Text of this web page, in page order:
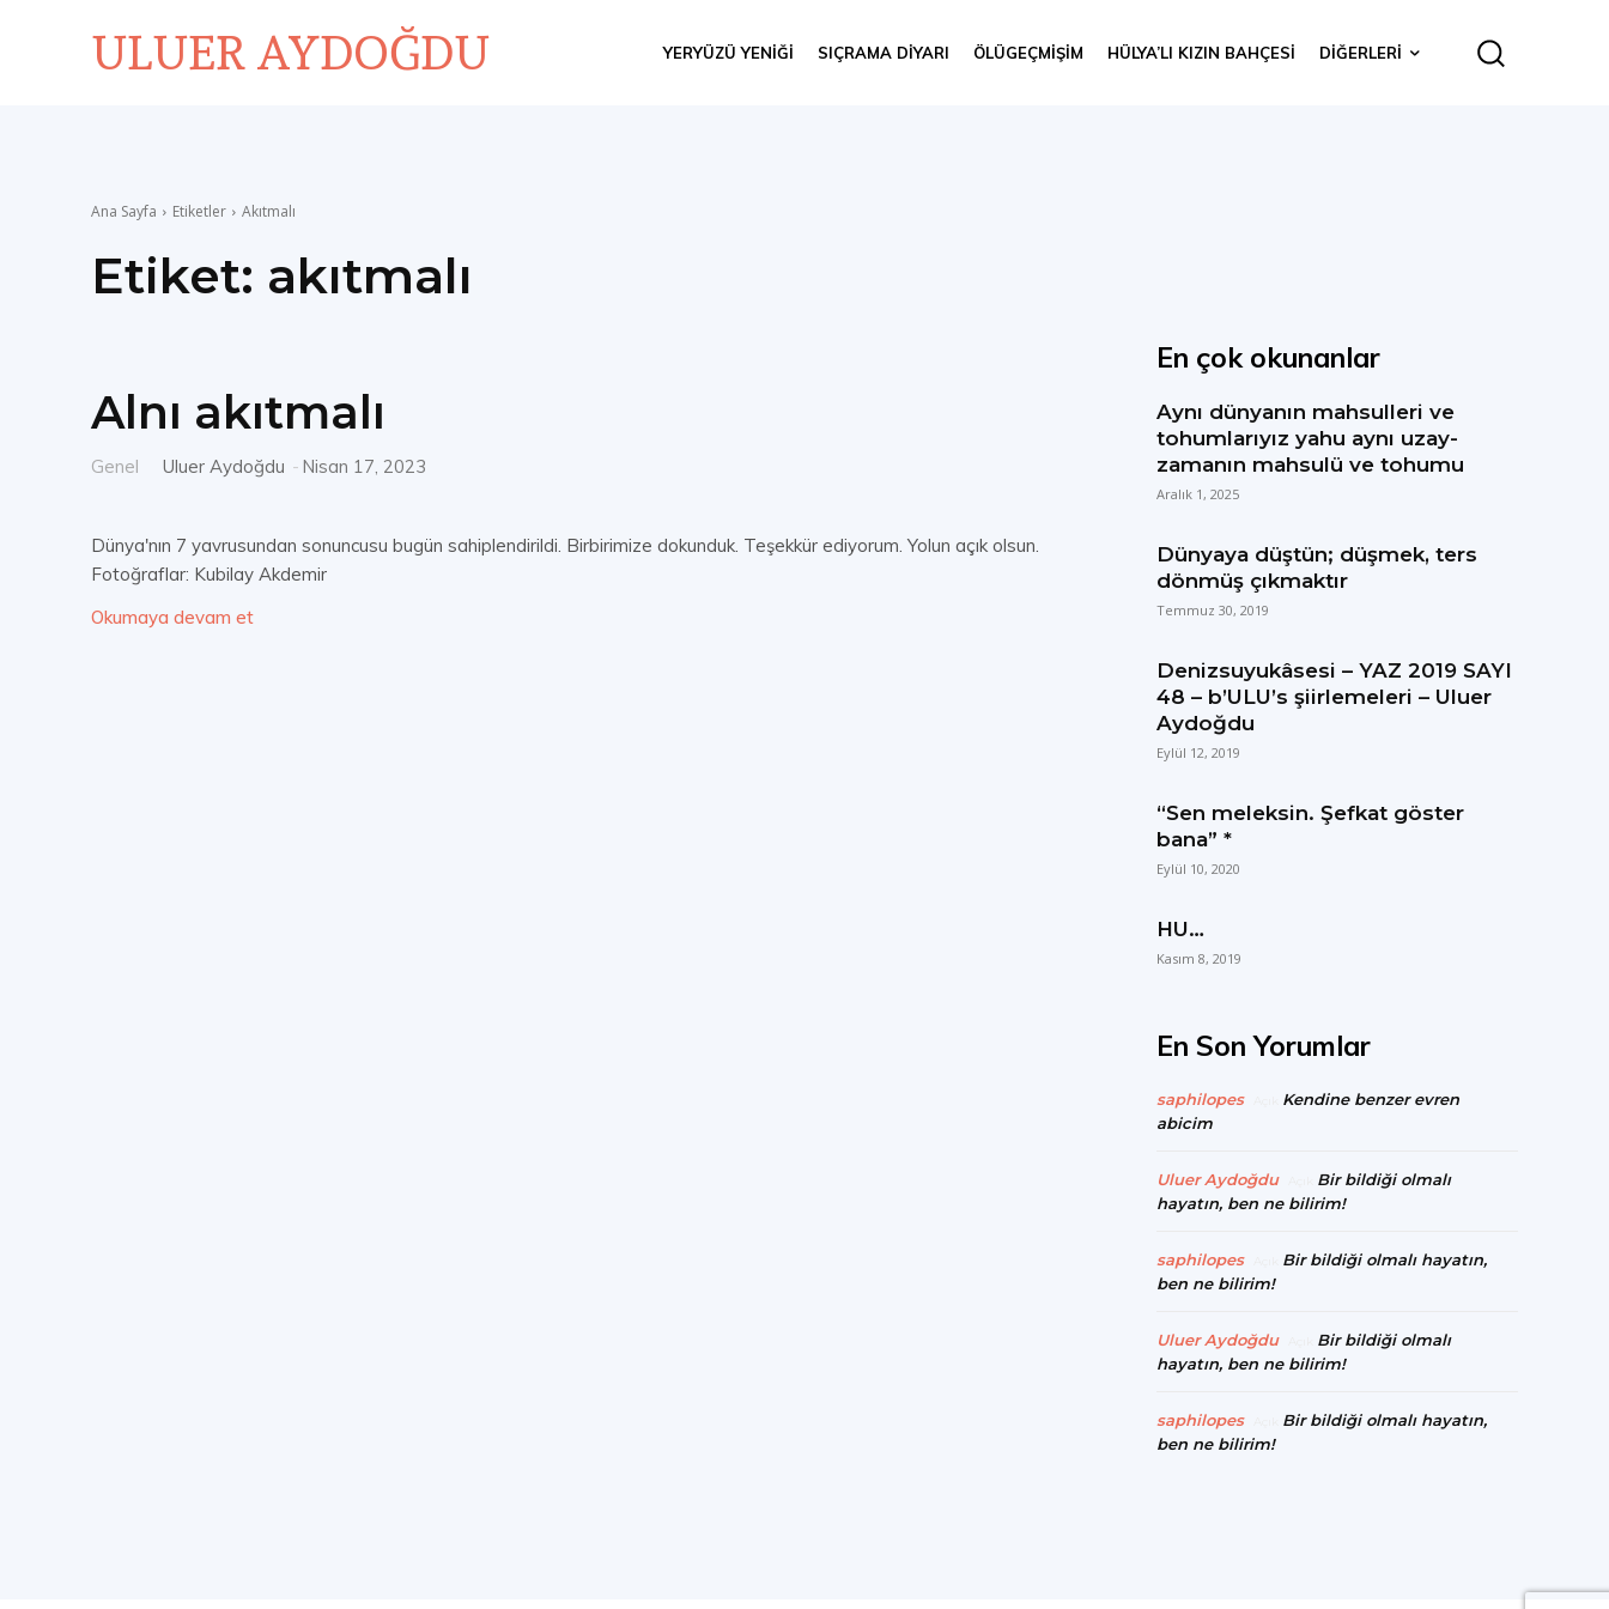
ULUER AYDOĞDU YERYÜZÜ YENIĞI SIÇRAMA DIYARI ÖLÜGEÇMIŞIM HÜLYA’LI KIZIN BAHÇESI DIĞERLERI
Ana Sayfa Etiketler Akıtmalı
Etiket: akıtmalı
Alnı akıtmalı
Genel Uluer Aydoğdu - Nisan 17, 2023
Dünya'nın 7 yavrusundan sonuncusu bugün sahiplendirildi. Birbirimize dokunduk. Teşekkür ediyorum. Yolun açık olsun.
Fotoğraflar: Kubilay Akdemir
Okumaya devam et
En çok okunanlar
Aynı dünyanın mahsulleri ve
tohumlarıyız yahu aynı uzay-
zamanın mahsulü ve tohumu
Aralık 1, 2025
Dünyaya düştün; düşmek, ters
dönmüş çıkmaktır
Temmuz 30, 2019
Denizsuyukâsesi – YAZ 2019 SAYI
48 – b’ULU’s şiirlemeleri – Uluer
Aydoğdu
Eylül 12, 2019
“Sen meleksin. Şefkat göster
bana” *
Eylül 10, 2020
HU…
Kasım 8, 2019
En Son Yorumlar
saphilopes
Kendine benzer evren
abicim
Uluer Aydoğdu
Bir bildiği olmalı
hayatın, ben ne bilirim!
saphilopes
Bir bildiği olmalı hayatın,
ben ne bilirim!
Uluer Aydoğdu
Bir bildiği olmalı
hayatın, ben ne bilirim!
saphilopes
Bir bildiği olmalı hayatın,
ben ne bilirim!